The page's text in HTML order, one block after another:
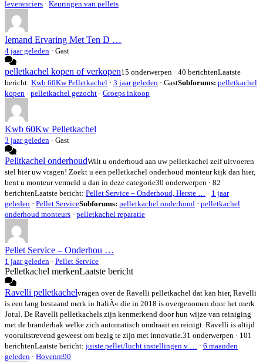
leveranciers · Keuringen van pellets
Iemand Ervaring Met Ten D …
4 jaar geleden · Gast
pelletkachel kopen of verkopen15 onderwerpen · 40 berichtenLaatste
bericht: Kwb 60Kw Pelletkachel · 3 jaar geleden · GastSubforums: pelletkachel
kopen · pelletkachel gezocht · Groeps inkoop
Kwb 60Kw Pelletkachel
3 jaar geleden · Gast
Pelltkachel onderhoudWilt u onderhoud aan uw pelletkachel zelf uitvoeren
stel hier uw vragen! Zoekt u een pelletkachel onderhoud monteur kijk dan hier,
bent u monteur vermeld u dan in deze categorie30 onderwerpen · 82
berichtenLaatste bericht: Pellet Service – Onderhoud, Herste … · 1 jaar
geleden · Pellet ServiceSubforums: pelletkachel onderhoud · pelletkachel
onderhoud monteurs · pelletkachel reparatie
Pellet Service – Onderhou …
1 jaar geleden · Pellet Service
Pelletkachel merkenLaatste bericht
Ravelli pelletkachelvragen over de Ravelli pelletkachel dat kan hier, Ravelli
is een lang bestaand merk in ItaliÃ« die in 2018 is overgenomen door het merk
Jotul. De Ravelli pelletkachels zijn kenmerkend door hun wijze van reiniging
met de branderbak welke zich automatisch omdraait en reinigt. Ravelli is altijd
vooruitstrevend geweest om bezig te zijn met innovatie.31 onderwerpen · 101
berichtenLaatste bericht: juiste pellet/lucht instellingen v … · 6 maanden
geleden · Hovenm90